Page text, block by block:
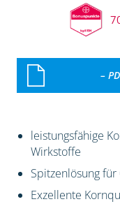
–
leistungsfähige
Wirkstoffe
Spitzenlösung
Exzellente